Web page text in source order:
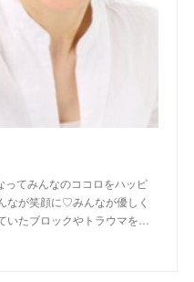
ってみんなのココロをハッピ
なが笑顔に♡みんなが優しく
たブロックやトラウマを…